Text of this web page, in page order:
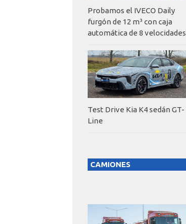
Probamos el IVECO Daily
furgón de 12 m³ con caja
automática de 8 velocidades
Test Drive Kia K4 sedán GT-
Line
CAMIONES